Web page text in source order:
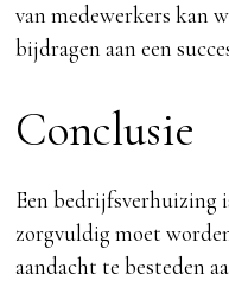
van medewerkers kan
bijdragen aan een
Conclusie
Een bedrijfsverhuizing
zorgvuldig moet
aandacht te besteden